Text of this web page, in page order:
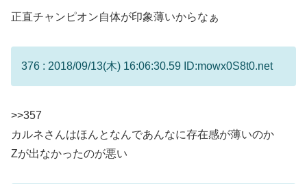
正直チャンピオン自体が印象薄いからなぁ
376 : 2018/09/13(木) 16:06:30.59 ID:mowx0S8t0.net
>>357
カルネさんはほんとなんであんなに存在感が薄いのか
Zが出なかったのが悪い